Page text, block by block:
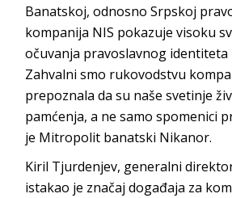
Banatskoj, odnosno Srpskoj
kompanija NIS pokazuje visoku
očuvanja pravoslavnog identiteta
Zahvalni smo rukovodstvu
prepoznala da su naše svetinje
pamćenja, a ne samo spomenici
je Mitropolit banatski Nikanor.
Kiril Tjurdenjev, generalni
istakao je značaj događaja za